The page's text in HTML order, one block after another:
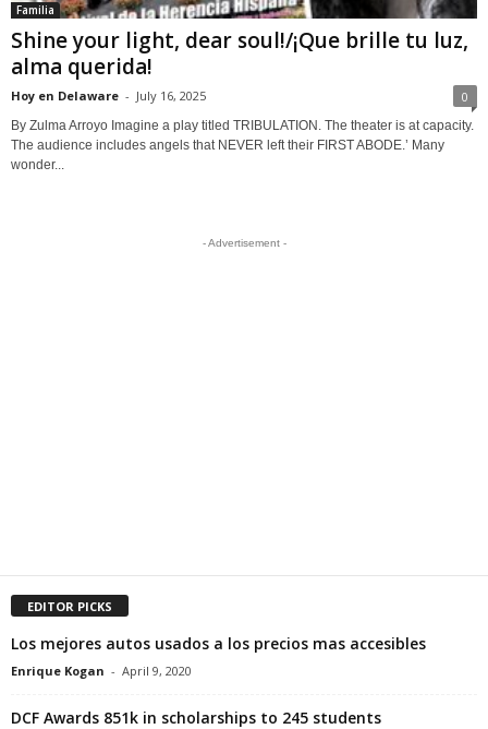
Familia
Shine your light, dear soul!/¡Que brille tu luz,
alma querida!
Hoy en Delaware - July 16, 2025 0
By Zulma Arroyo Imagine a play titled TRIBULATION. The theater is at capacity.
The audience includes angels that NEVER left their FIRST ABODE.’ Many
wonder...
- Advertisement -
EDITOR PICKS
Los mejores autos usados a los precios mas accesibles
Enrique Kogan - April 9, 2020
DCF Awards 851k in scholarships to 245 students